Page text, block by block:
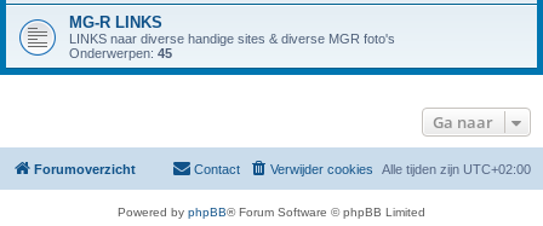
MG-R LINKS
LINKS naar diverse handige sites & diverse MGR foto's
Onderwerpen: 45
Ga naar
Forumoverzicht Alle tijden zijn UTC+02:00
Verwijder cookies
Contact
Powered by phpBB® Forum Software © phpBB Limited